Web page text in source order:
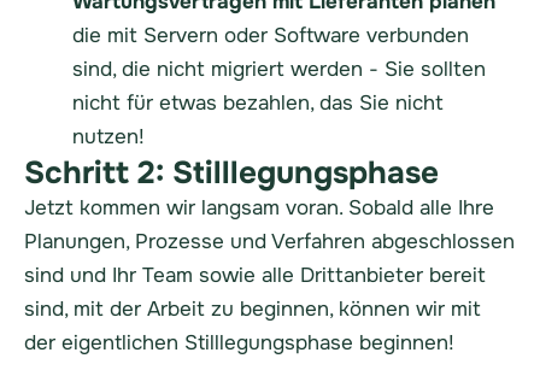
die mit Servern oder Software verbunden
sind, die nicht migriert werden - Sie sollten
nicht für etwas bezahlen, das Sie nicht
nutzen!
Schritt 2: Stilllegungsphase
Jetzt kommen wir langsam voran. Sobald alle Ihre
Planungen, Prozesse und Verfahren abgeschlossen
sind und Ihr Team sowie alle Drittanbieter bereit
sind, mit der Arbeit zu beginnen, können wir mit
der eigentlichen Stilllegungsphase beginnen!